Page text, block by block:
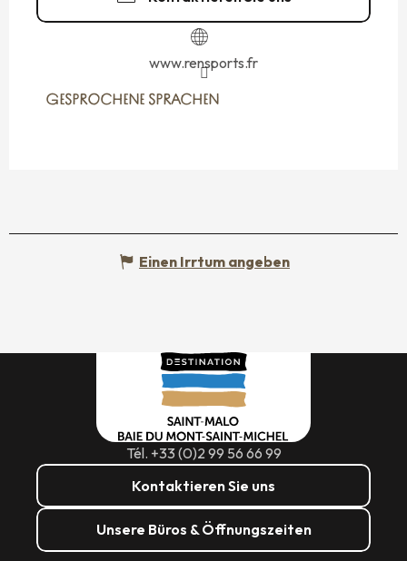
www.rensports.fr
GESPROCHENE SPRACHEN
GESPROCHENE SPRACHEN
Einen Irrtum angeben
Tél. +33 (0)2 99 56 66 99
Kontaktieren Sie uns
Unsere Büros & Öffnungszeiten